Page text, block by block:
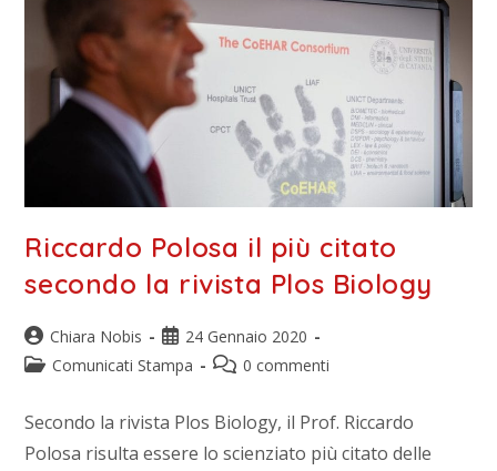
Riccardo Polosa il più citato
secondo la rivista Plos Biology
Chiara Nobis
24 Gennaio 2020
Comunicati Stampa
0 commenti
Secondo la rivista Plos Biology, il Prof. Riccardo
Polosa risulta essere lo scienziato più citato delle